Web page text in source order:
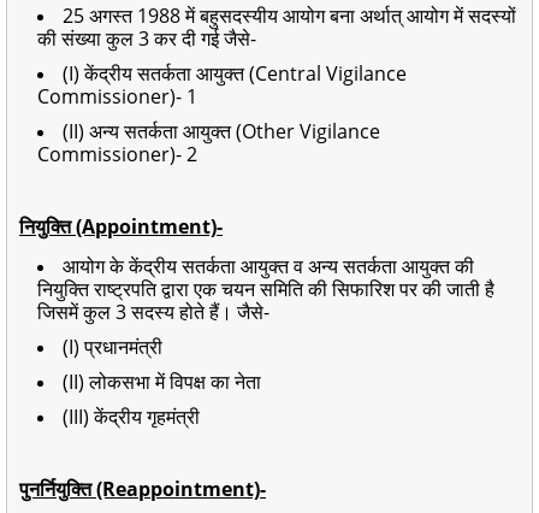
25 अगस्त 1988 में बहुसदस्यीय आयोग बना अर्थात् आयोग में सदस्यों
की संख्या कुल 3 कर दी गई जैसे-
(I) केंद्रीय सतर्कता आयुक्त (Central Vigilance
Commissioner)- 1
(II) अन्य सतर्कता आयुक्त (Other Vigilance
Commissioner)- 2
नियुक्ति (Appointment)-
आयोग के केंद्रीय सतर्कता आयुक्त व अन्य सतर्कता आयुक्त की
नियुक्ति राष्ट्रपति द्वारा एक चयन समिति की सिफारिश पर की जाती है
जिसमें कुल 3 सदस्य होते हैं। जैसे-
(I) प्रधानमंत्री
(II) लोकसभा में विपक्ष का नेता
(III) केंद्रीय गृहमंत्री
पुनर्नियुक्ति (Reappointment)-